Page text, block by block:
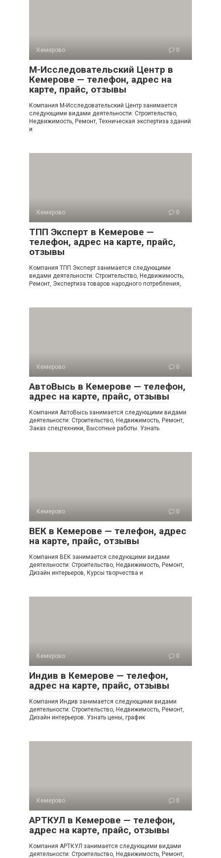
Кемерово 0
М-Исследовательский Центр в
Кемерове — телефон, адрес на
карте, прайс, отзывы
Компания М-Исследовательский Центр занимается
следующими видами деятельности: Строительство,
Недвижимость, Ремонт, Техническая экспертиза зданий
и
Кемерово 0
ТПП Эксперт в Кемерове —
телефон, адрес на карте, прайс,
отзывы
Компания ТПП Эксперт занимается следующими
видами деятельности: Строительство, Недвижимость,
Ремонт, Экспертиза товаров народного потребления,
Кемерово 0
АвтоВысь в Кемерове — телефон,
адрес на карте, прайс, отзывы
Компания АвтоВысь занимается следующими видами
деятельности: Строительство, Недвижимость, Ремонт,
Заказ спецтехники, Высотные работы. Узнать
Кемерово 0
ВЕК в Кемерове — телефон, адрес
на карте, прайс, отзывы
Компания ВЕК занимается следующими видами
деятельности: Строительство, Недвижимость, Ремонт,
Дизайн интерьеров, Курсы творчества и
Кемерово 0
Индив в Кемерове — телефон,
адрес на карте, прайс, отзывы
Компания Индив занимается следующими видами
деятельности: Строительство, Недвижимость, Ремонт,
Дизайн интерьеров. Узнать цены, график
Кемерово 0
АРТКУЛ в Кемерове — телефон,
адрес на карте, прайс, отзывы
Компания АРТКУЛ занимается следующими видами
деятельности: Строительство, Недвижимость, Ремонт,